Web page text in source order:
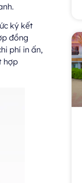
ký kết
đồng
phí in ấn,
hợp